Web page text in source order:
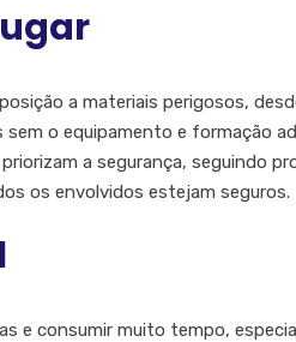
a materiais perigosos,
o equipamento e formação
a segurança, seguindo
os envolvidos estejam seguros.
e consumir muito tempo,